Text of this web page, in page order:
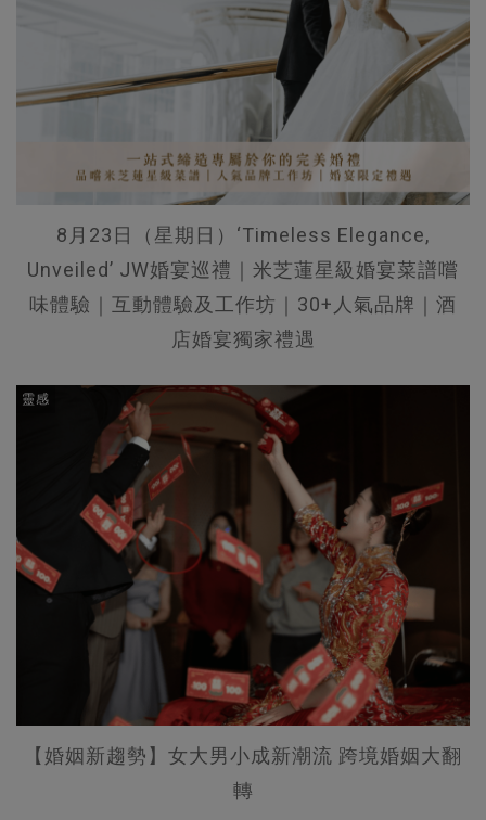
8月23日（星期日）‘Timeless Elegance,
Unveiled’ JW婚宴巡禮｜米芝蓮星級婚宴菜譜嚐
味體驗｜互動體驗及工作坊｜30+人氣品牌｜酒
店婚宴獨家禮遇
靈感
【婚姻新趨勢】女大男小成新潮流 跨境婚姻大翻
轉